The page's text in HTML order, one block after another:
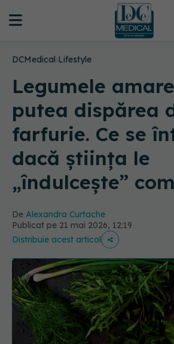
DCMedical›Lifestyle
Legumele
putea dispărea
farfurie. Ce se
dacă știința le
„îndulcește”
De Alexandra Curtache
Publicat pe 21 mai 2026, 12:19
Distribuie acest articol